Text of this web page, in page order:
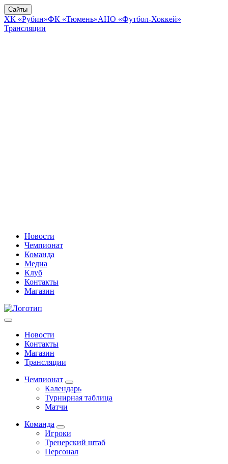
Сайты
ХК «Рубин»ФК «Тюмень»АНО «Футбол-Хоккей»
Трансляции
Новости
Чемпионат
Команда
Медиа
Клуб
Контакты
Магазин
Новости
Контакты
Магазин
Трансляции
Чемпионат
Календарь
Турнирная таблица
Матчи
Команда
Игроки
Тренерский штаб
Персонал